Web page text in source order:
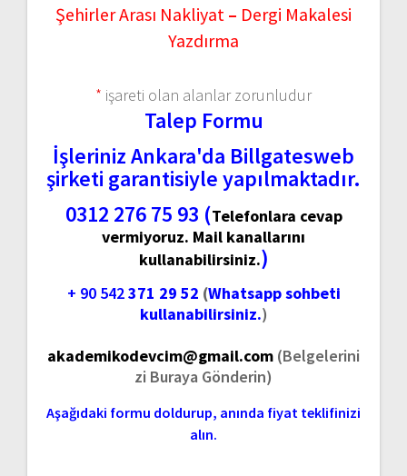
Şehirler Arası Nakliyat – Dergi Makalesi
Yazdırma
* işareti olan alanlar zorunludur
Talep Formu
İşleriniz Ankara'da Billgatesweb
şirketi garantisiyle yapılmaktadır.
0312 276 75 93 (Telefonlara cevap
vermiyoruz. Mail kanallarını
kullanabilirsiniz.)
+ 90 542371 29 52 (Whatsapp sohbeti
kullanabilirsiniz.)
akademikodevcim@gmail.com (Belgelerini
zi Buraya Gönderin)
Aşağıdaki formu doldurup, anında fiyat teklifinizi
alın.